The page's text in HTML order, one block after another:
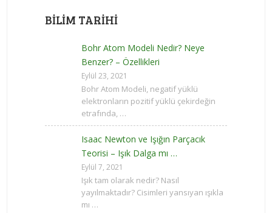
BILIM TARIHI
Bohr Atom Modeli Nedir? Neye
Benzer? – Özellikleri
Eylül 23, 2021
Bohr Atom Modeli, negatif yüklü
elektronların pozitif yüklü çekirdeğin
etrafında, …
Isaac Newton ve Işığın Parçacık
Teorisi – Işık Dalga mı …
Eylül 7, 2021
Işık tam olarak nedir? Nasıl
yayılmaktadır? Cisimleri yansıyan ışıkla
mı …